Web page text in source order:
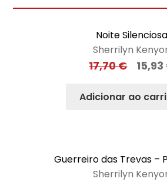
Noite Silenciosa
Sherrilyn
17,70€ 15,93
Adicionar ao
Guerreiro das Trevas –
Sherrilyn